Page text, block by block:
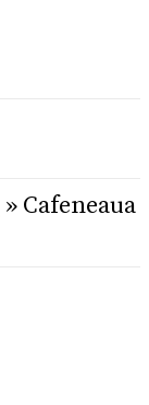
» Cafeneaua